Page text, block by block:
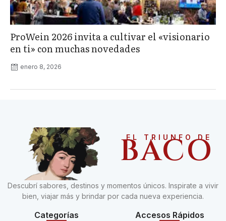
ProWein 2026 invita a cultivar el «visionario
en ti» con muchas novedades
enero 8, 2026
EL TRIUNFO DE
BACO
Descubrí sabores, destinos y momentos únicos. Inspirate a vivir
bien, viajar más y brindar por cada nueva experiencia.
Categorías
Accesos Rápidos